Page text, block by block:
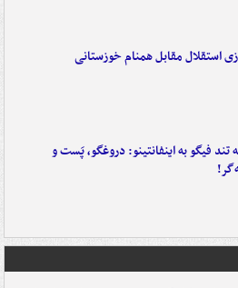
استقلال مقابل همنام خوزستانی
تند فیگو به اینفانتینو: دروغگو، پَست‌ و